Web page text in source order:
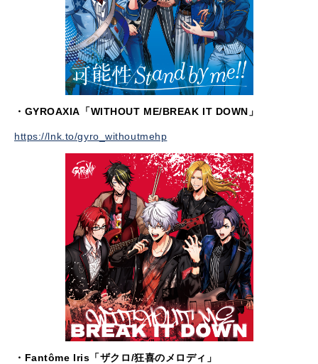
・GYROAXIA「WITHOUT ME/BREAK IT DOWN」
https://lnk.to/gyro_withoutmehp
・Fantôme Iris「ザクロ/狂喜のメロディ」